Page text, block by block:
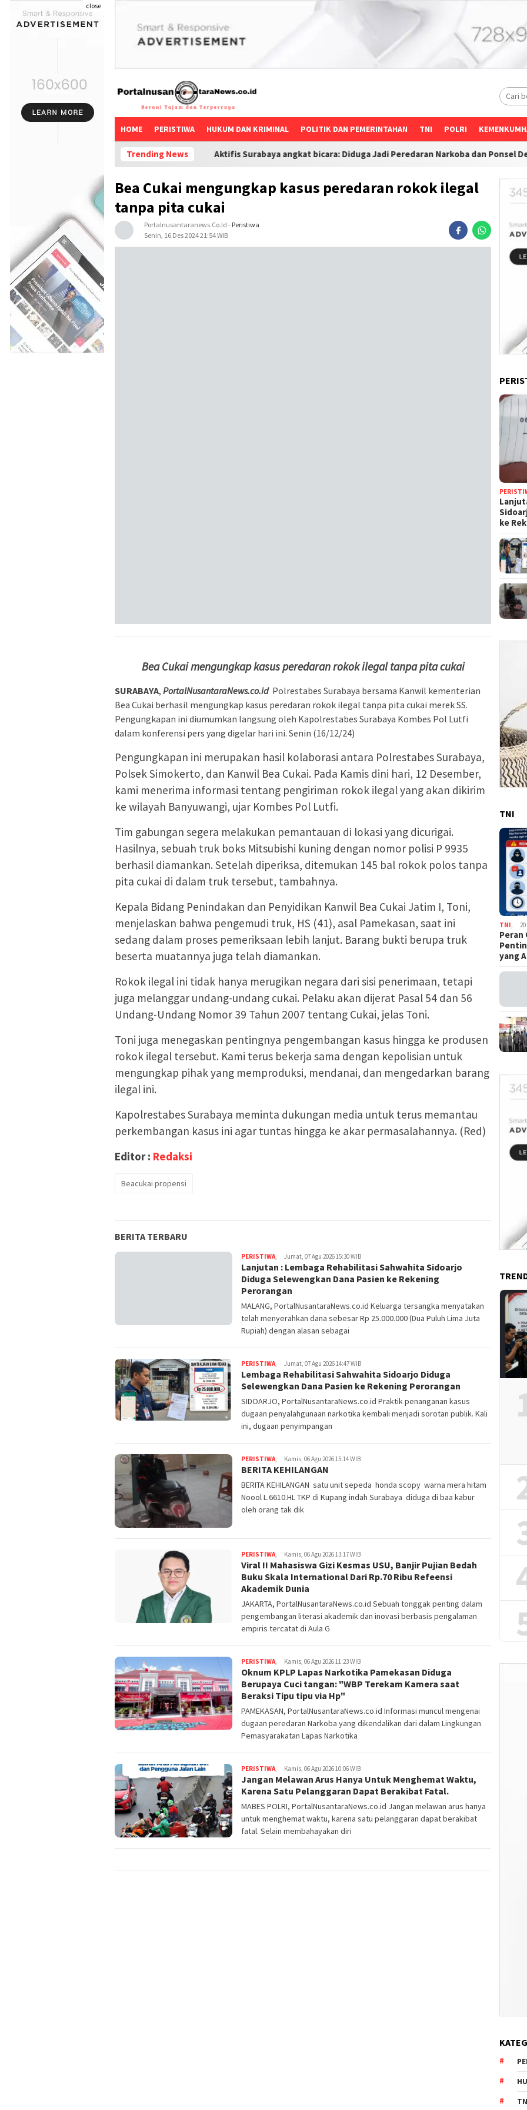
close
HOME PERISTIWA HUKUM DAN KRIMINAL POLITIK DAN PEMERINTAHAN TNI POLRI
Trending News
Aktifis Surabaya angkat bicara: Diduga Jadi Peredaran Narkoba dan Ponsel Desak Investigasi
Bea Cukai mengungkap kasus peredaran rokok ilegal
tanpa pita cukai
Portalnusantaranews.co.id - Peristiwa
Senin, 16 Des 2024 21:54 WIB
Bea Cukai mengungkap kasus peredaran rokok ilegal tanpa pita cukai
SURABAYA, PortalNusantaraNews.co.idPolrestabes Surabaya bersama Kanwil kementerian
Bea Cukai berhasil mengungkap kasus peredaran rokok ilegal tanpa pita cukai merek SS.
Pengungkapan ini diumumkan langsung oleh Kapolrestabes Surabaya Kombes Pol Lutfi
dalam konferensi pers yang digelar hari ini. Senin (16/12/24)
Pengungkapan ini merupakan hasil kolaborasi antara Polrestabes Surabaya,
Polsek Simokerto, dan Kanwil Bea Cukai. Pada Kamis dini hari, 12 Desember,
kami menerima informasi tentang pengiriman rokok ilegal yang akan dikirim
ke wilayah Banyuwangi, ujar Kombes Pol Lutfi.
Tim gabungan segera melakukan pemantauan di lokasi yang dicurigai.
Hasilnya, sebuah truk boks Mitsubishi kuning dengan nomor polisi P 9935
berhasil diamankan. Setelah diperiksa, ditemukan 145 bal rokok polos tanpa
pita cukai di dalam truk tersebut, tambahnya.
Kepala Bidang Penindakan dan Penyidikan Kanwil Bea Cukai Jatim I, Toni,
menjelaskan bahwa pengemudi truk, HS (41), asal Pamekasan, saat ini
sedang dalam proses pemeriksaan lebih lanjut. Barang bukti berupa truk
beserta muatannya juga telah diamankan.
Rokok ilegal ini tidak hanya merugikan negara dari sisi penerimaan, tetapi
juga melanggar undang-undang cukai. Pelaku akan dijerat Pasal 54 dan 56
Undang-Undang Nomor 39 Tahun 2007 tentang Cukai, jelas Toni.
Toni juga menegaskan pentingnya pengembangan kasus hingga ke produsen
rokok ilegal tersebut. Kami terus bekerja sama dengan kepolisian untuk
mengungkap pihak yang memproduksi, mendanai, dan mengedarkan barang
ilegal ini.
Kapolrestabes Surabaya meminta dukungan media untuk terus memantau
perkembangan kasus ini agar tuntas hingga ke akar permasalahannya. (Red)
Editor : Redaksi
Beacukai propensi
BERITA TERBARU
PERISTIWA, Jumat, 07 Agu 2026 15:30 WIB
Lanjutan : Lembaga Rehabilitasi Sahwahita Sidoarjo
Diduga Selewengkan Dana Pasien ke Rekening
Perorangan
MALANG, PortalNusantaraNews.co.id Keluarga tersangka menyatakan
telah menyerahkan dana sebesar Rp 25.000.000 (Dua Puluh Lima Juta
Rupiah) dengan alasan sebagai
PERISTIWA, Jumat, 07 Agu 2026 14:47 WIB
Lembaga Rehabilitasi Sahwahita Sidoarjo Diduga
Selewengkan Dana Pasien ke Rekening Perorangan
SIDOARJO, PortalNusantaraNews.co.id Praktik penanganan kasus
dugaan penyalahgunaan narkotika kembali menjadi sorotan publik. Kali
ini, dugaan penyimpangan
PERISTIWA, Kamis, 06 Agu 2026 15:14 WIB
BERITA KEHILANGAN
BERITA KEHILANGAN satu unit sepeda honda scopy warna mera hitam
Noool L.6610.HL TKP di Kupang indah Surabaya diduga di baa kabur
oleh orang tak dik
PERISTIWA, Kamis, 06 Agu 2026 13:17 WIB
Viral !! Mahasiswa Gizi Kesmas USU, Banjir Pujian Bedah
Buku Skala International Dari Rp.70 Ribu Refeensi
Akademik Dunia
JAKARTA, PortalNusantaraNews.co.id Sebuah tonggak penting dalam
pengembangan literasi akademik dan inovasi berbasis pengalaman
empiris tercatat di Aula G
PERISTIWA, Kamis, 06 Agu 2026 11:23 WIB
Oknum KPLP Lapas Narkotika Pamekasan Diduga
Berupaya Cuci tangan: "WBP Terekam Kamera saat
Beraksi Tipu tipu via Hp"
PAMEKASAN, PortalNusantaraNews.co.id Informasi muncul mengenai
dugaan peredaran Narkoba yang dikendalikan dari dalam Lingkungan
Pemasyarakatan Lapas Narkotika
PERISTIWA, Kamis, 06 Agu 2026 10:06 WIB
Jangan Melawan Arus Hanya Untuk Menghemat Waktu,
Karena Satu Pelanggaran Dapat Berakibat Fatal.
MABES POLRI, PortalNusantaraNews.co.id Jangan melawan arus hanya
untuk menghemat waktu, karena satu pelanggaran dapat berakibat
fatal. Selain membahayakan diri
ke
TNI
TNI
Peran
yang